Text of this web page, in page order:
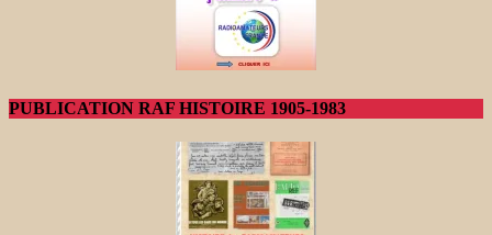
PUBLICATION RAF HISTOIRE 1905-1983